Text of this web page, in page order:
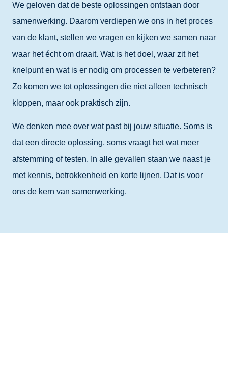
We geloven dat de beste oplossingen ontstaan door
samenwerking. Daarom verdiepen we ons in het proces
van de klant, stellen we vragen en kijken we samen naar
waar het écht om draait. Wat is het doel, waar zit het
knelpunt en wat is er nodig om processen te verbeteren?
Zo komen we tot oplossingen die niet alleen technisch
kloppen, maar ook praktisch zijn.
We denken mee over wat past bij jouw situatie. Soms is
dat een directe oplossing, soms vraagt het wat meer
afstemming of testen. In alle gevallen staan we naast je
met kennis, betrokkenheid en korte lijnen. Dat is voor
ons de kern van samenwerking.